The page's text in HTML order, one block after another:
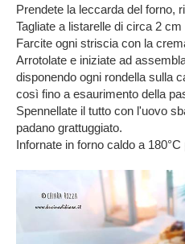
Prendete la leccarda del forno,
Tagliate a listarelle di circa 2
Farcite ogni striscia con la
Arrotolate e iniziate ad
disponendo ogni rondella sulla
così fino a esaurimento della
Spennellate il tutto con l'uovo
padano grattuggiato.
Infornate in forno caldo a